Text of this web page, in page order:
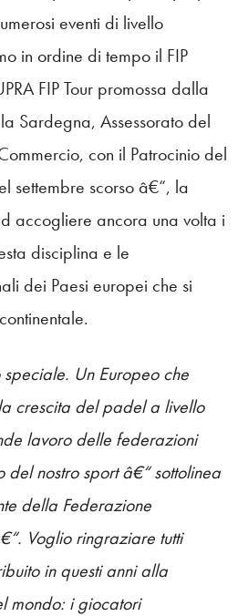
eventi di livello
in ordine di tempo il FIP
FIP Tour promossa dalla
Sardegna, Assessorato del
con il Patrocinio del
settembre scorso â€“, la
accogliere ancora una volta i
disciplina e le
dei Paesi europei che si
Un Europeo che
crescita del padel a livello
lavoro delle federazioni
nostro sport â€“ sottolinea
della Federazione
Voglio ringraziare tutti
in questi anni alla
mondo: i giocatori